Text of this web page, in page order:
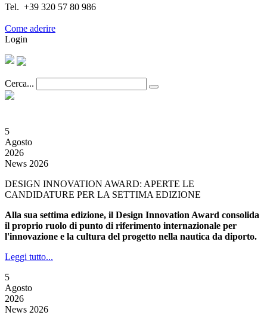
Tel. +39 320 57 80 986
Come aderire
Login
Cerca...
5
Agosto
2026
News 2026
DESIGN INNOVATION AWARD: APERTE LE
CANDIDATURE PER LA SETTIMA EDIZIONE
Alla sua settima edizione, il Design Innovation Award consolida
il proprio ruolo di punto di riferimento internazionale per
l'innovazione e la cultura del progetto nella nautica da diporto.
Leggi tutto...
5
Agosto
2026
News 2026